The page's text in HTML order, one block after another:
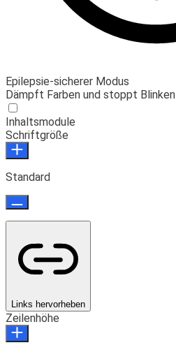
Epilepsie-sicherer Modus
Dämpft Farben und stoppt Blinken
Inhaltsmodule
Schriftgröße
Standard
Links hervorheben
Zeilenhöhe